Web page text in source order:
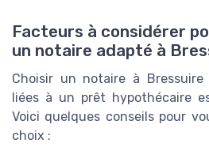
Facteurs à considérer
un notaire adapté à
Choisir un notaire à
liées à un prêt hypothécaire
Voici quelques conseils pour
choix :